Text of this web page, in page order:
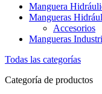
Manguera
Mangueras
Accesorios
Mangueras
Todas las categorías
Categoría de productos